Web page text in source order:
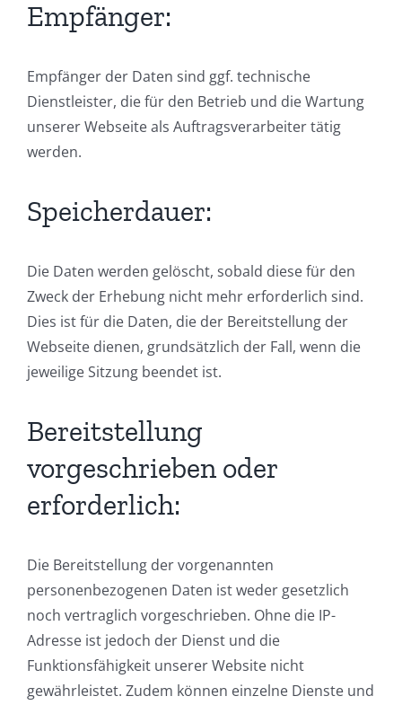
Empfänger:
Empfänger der Daten sind ggf. technische
Dienstleister, die für den Betrieb und die Wartung
unserer Webseite als Auftragsverarbeiter tätig
werden.
Speicherdauer:
Die Daten werden gelöscht, sobald diese für den
Zweck der Erhebung nicht mehr erforderlich sind.
Dies ist für die Daten, die der Bereitstellung der
Webseite dienen, grundsätzlich der Fall, wenn die
jeweilige Sitzung beendet ist.
Bereitstellung
vorgeschrieben oder
erforderlich:
Die Bereitstellung der vorgenannten
personenbezogenen Daten ist weder gesetzlich
noch vertraglich vorgeschrieben. Ohne die IP-
Adresse ist jedoch der Dienst und die
Funktionsfähigkeit unserer Website nicht
gewährleistet. Zudem können einzelne Dienste und